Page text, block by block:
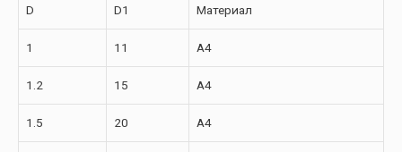
D D1 Материал
1 11 A4
1.2 15 A4
1.5 20 A4